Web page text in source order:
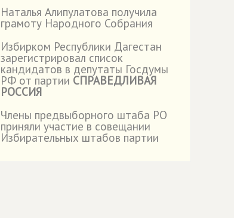
Наталья Алипулатова получила
грамоту Народного Собрания
Избирком Республики Дагестан
зарегистрировал список
кандидатов в депутаты Госдумы
РФ от партии СПРАВЕДЛИВАЯ
РОССИЯ
Члены предвыборного штаба РО
приняли участие в совещании
Избирательных штабов партии